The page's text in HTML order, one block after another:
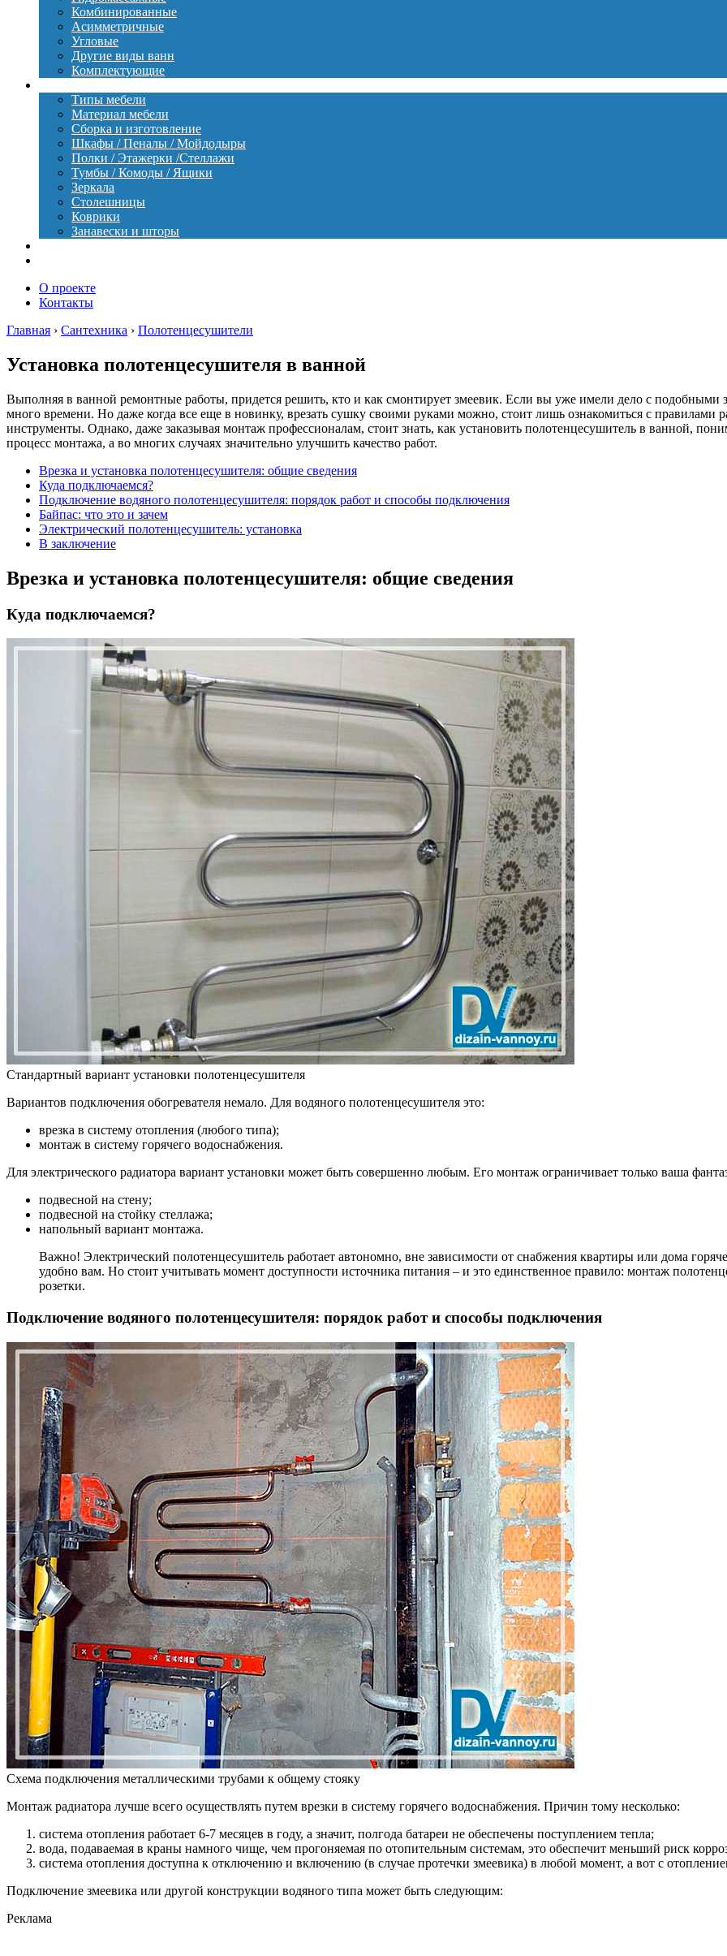
Комбинированные
Асимметричные
Угловые
Другие виды ванн
Комплектующие
Типы мебели
Материал мебели
Сборка и изготовление
Шкафы / Пеналы / Мойдодыры
Полки / Этажерки /Стеллажи
Тумбы / Комоды / Ящики
Зеркала
Столешницы
Коврики
Занавески и шторы
О проекте
Контакты
Главная › Сантехника › Полотенцесушители
Установка полотенцесушителя в ванной
Выполняя в ванной ремонтные работы, придется решить, кто и как смонтирует змеевик. Если вы уже имели дело с подобными
много времени. Но даже когда все еще в новинку, врезать сушку своими руками можно, стоит лишь ознакомиться с
инструменты. Однако, даже заказывая монтаж профессионалам, стоит знать, как установить полотенцесушитель в ванной,
процесс монтажа, а во многих случаях значительно улучшить качество работ.
Врезка и установка полотенцесушителя: общие сведения
Куда подключаемся?
Подключение водяного полотенцесушителя: порядок работ и способы подключения
Байпас: что это и зачем
Электрический полотенцесушитель: установка
В заключение
Врезка и установка полотенцесушителя: общие сведения
Куда подключаемся?
Стандартный вариант установки полотенцесушителя
Вариантов подключения обогревателя немало. Для водяного полотенцесушителя это:
врезка в систему отопления (любого типа);
монтаж в систему горячего водоснабжения.
Для электрического радиатора вариант установки может быть совершенно любым. Его монтаж ограничивает только ваша
подвесной на стену;
подвесной на стойку стеллажа;
напольный вариант монтажа.
Важно! Электрический полотенцесушитель работает автономно, вне зависимости от снабжения квартиры или дома
удобно вам. Но стоит учитывать момент доступности источника питания – и это единственное правило: монтаж
розетки.
Подключение водяного полотенцесушителя: порядок работ и способы подключения
Схема подключения металлическими трубами к общему стояку
Монтаж радиатора лучше всего осуществлять путем врезки в систему горячего водоснабжения. Причин тому несколько:
система отопления работает 6-7 месяцев в году, а значит, полгода батареи не обеспечены поступлением тепла;
вода, подаваемая в краны намного чище, чем прогоняемая по отопительным системам, это обеспечит меньший риск
система отопления доступна к отключению и включению (в случае протечки змеевика) в любой момент, а вот с
Подключение змеевика или другой конструкции водяного типа может быть следующим:
Реклама